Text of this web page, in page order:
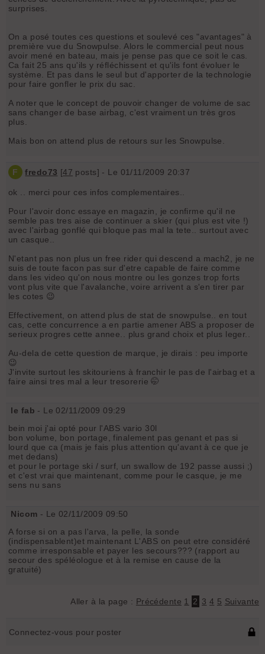
surprises.
On a posé toutes ces questions et soulevé ces "avantages" à
première vue du Snowpulse. Alors le commercial peut nous
avoir mené en bateau, mais je pense pas que ce soit le cas.
Ca fait 25 ans qu'ils y réfléchissent et qu'ils font évoluer le
système. Et pas dans le seul but d'apporter de la technologie
pour faire gonfler le prix du sac.
A noter que le concept de pouvoir changer de volume de sac
sans changer de base airbag, c'est vraiment un très gros
plus.
Mais bon on attend plus de retours sur les Snowpulse.
F fredo73 [47 posts] - Le 01/11/2009 20:37
ok .. merci pour ces infos complementaires..
Pour l'avoir donc essaye en magazin, je confirme qu'il ne
semble pas tres aise de continuer a skier (qui plus est vite !)
avec l'airbag gonflé qui bloque pas mal la tete.. surtout avec
un casque..
N'etant pas non plus un free rider qui descend a mach2, je ne
suis de toute facon pas sur d'etre capable de faire comme
dans les video qu'on nous montre ou les gonzes trop forts
vont plus vite que l'avalanche, voire arrivent a s'en tirer par
les cotes 😉
Effectivement, on attend plus de stat de snowpulse.. en tout
cas, cette concurrence a en partie amener ABS a proposer de
serieux progres cette annee.. plus grand choix et plus leger..
Au-dela de cette question de marque, je dirais : peu importe
😉
J'invite surtout les skitouriens à franchir le pas de l'airbag et a
faire ainsi tres mal a leur tresorerie 🤭
le fab - Le 02/11/2009 09:29
bein moi j'ai opté pour l'ABS vario 30l
bon volume, bon portage, finalement pas genant et pas si
lourd que ca (mais je fais plus attention qu'avant à ce que je
met dedans)
et pour le portage ski / surf, un swallow de 192 passe aussi ;)
et c'est vrai que maintenant, comme pour le casque, je me
sens nu sans
Nicom - Le 02/11/2009 09:50
A forse si on a pas l'arva, la pelle, la sonde
(indispensablent)et maintenant L'ABS on peut etre considéré
comme irresponsable et payer les secours??? (rapport au
secour des spéléologue et à la remise en cause de la
gratuité)
Aller à la page : Précédente 1 2 3 4 5 Suivante
Connectez-vous pour poster